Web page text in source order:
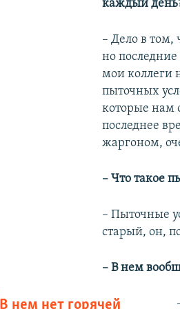
каждый
– Дело в том,
но
мои коллеги
пыточных
которые нам
последнее
жаргоном,
–​ Что такое
– Пыточные
старый, он,
– В нем
В нем нет горячей